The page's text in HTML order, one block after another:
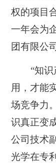
权的项目
一年会为
团有限公
“知
用，才能
场竞争力
识真正变
公司技术
光学在专